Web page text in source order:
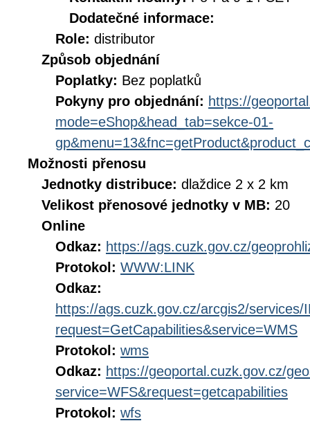
Dodatečné informace:
Role: distributor
Způsob objednání
Poplatky: Bez poplatků
Pokyny pro objednání: https://
mode=eShop&head_tab=sekce-01-
Možnosti přenosu
Jednotky distribuce: dlaždice 2 x 2 km
Velikost přenosové jednotky v MB: 20
Online
Odkaz: https://ags.cuzk.gov.cz/
Protokol: WWW:LINK
Odkaz:
https://ags.cuzk.gov.cz/arcgis2/
request=GetCapabilities&service=WMS
Protokol: wms
Odkaz: https://geoportal.cuzk.gov.cz/
service=WFS&request=getcapabilities
Protokol: wfs